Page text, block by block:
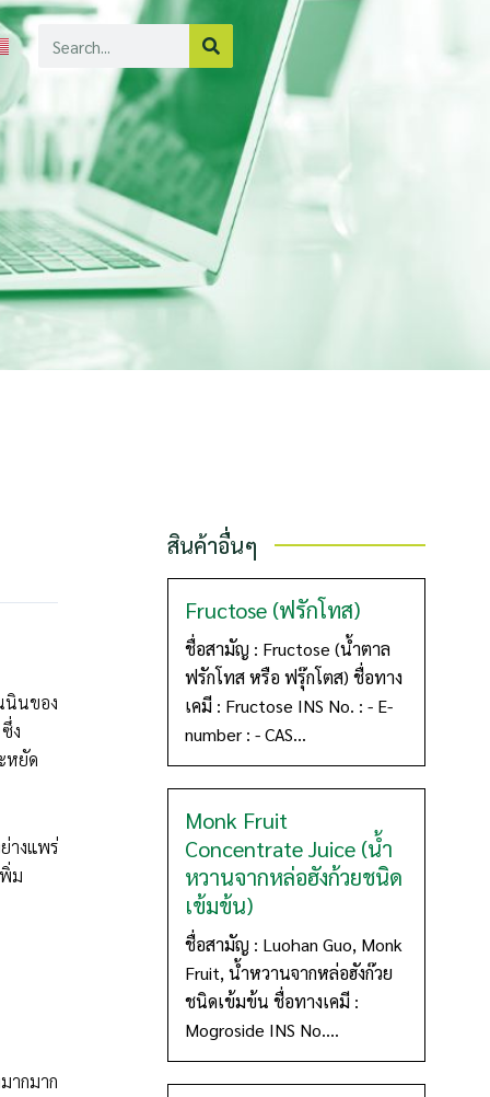
นินของ
ง
หยัด
างแพร่
ม
ากมาก
สินค้าอื่นๆ
Fructose (ฟรักโทส)
ชื่อสามัญ : Fructose (น้ำตาล
ฟรักโทส หรือ ฟรุ๊กโตส) ชื่อทาง
เคมี : Fructose INS No. : - E-
number : - CAS...
Monk Fruit
Concentrate Juice (น้ำ
หวานจากหล่อฮังก้วยชนิด
เข้มข้น)
ชื่อสามัญ : Luohan Guo, Monk
Fruit, น้ำหวานจากหล่อฮังก๊วย
ชนิดเข้มข้น ชื่อทางเคมี :
Mogroside INS No....